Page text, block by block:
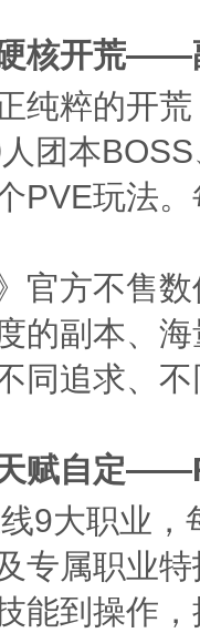
开荒——
粹的开荒
团本
PVE玩法
方不售数
的副本、
同追求、
自定
大职业，
专属职业
能到操作